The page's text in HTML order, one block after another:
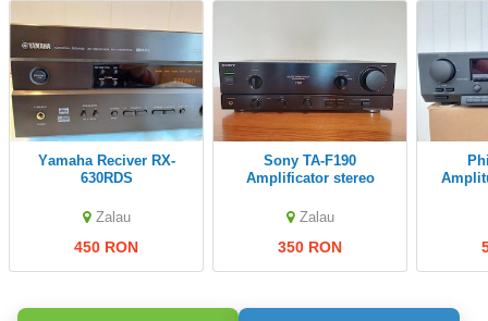
Yamaha Reciver RX-
630RDS
Zalau
450 RON
Sony TA-F190
Amplificator stereo
Zalau
350 RON
Philips FR940